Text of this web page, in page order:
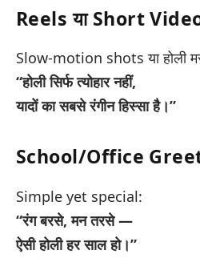
Reels या Short
Slow-motion shots या होली
“होली सिर्फ त्योहार नहीं,
यादों का सबसे रंगीन हिस्सा है।”
School/Office
Simple yet special:
“रंग बरसे, मन तरसे —
ऐसी होली हर साल हो।”